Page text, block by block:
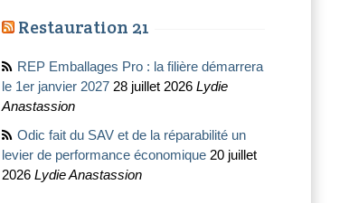
Restauration 21
REP Emballages Pro : la filière démarrera
le 1er janvier 2027 28 juillet 2026 Lydie
Anastassion
Odic fait du SAV et de la réparabilité un
levier de performance économique 20 juillet
2026 Lydie Anastassion